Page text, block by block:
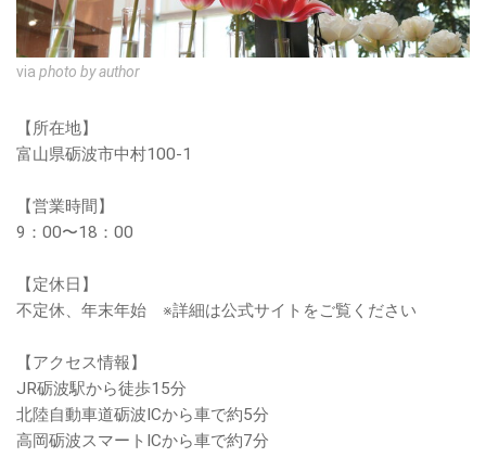
via photo by author
【所在地】
富山県砺波市中村100-1
【営業時間】
9：00〜18：00
【定休日】
不定休、年末年始 ※詳細は公式サイトをご覧ください
【アクセス情報】
JR砺波駅から徒歩15分
北陸自動車道砺波ICから車で約5分
高岡砺波スマートICから車で約7分